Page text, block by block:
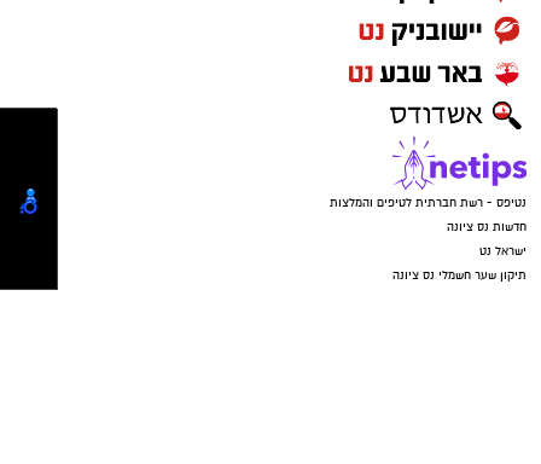
מריאנו דה סנטיס, נשיא איטליה הבדיוני, מתקרב
לסיום כהונתו ונדרש להכריע בשתי בקשות חנינה
מורכבות. ההחלטות המשפטיות מתחברות לחייו
האישיים וליחסיו עם בתו, ומאלצות אותו להתמודד
עם שאלות של מוסר, אחריות, זיכרון ומורשת,
בדרמה מעוררת מחשבה. הסרט עוסק במחיר
ההחלטות.
נטיפס - רשת חברתית לטיפים והמלצות
חדשות נס ציונה
ישראל נט
תיקון שער חשמלי נס ציונה